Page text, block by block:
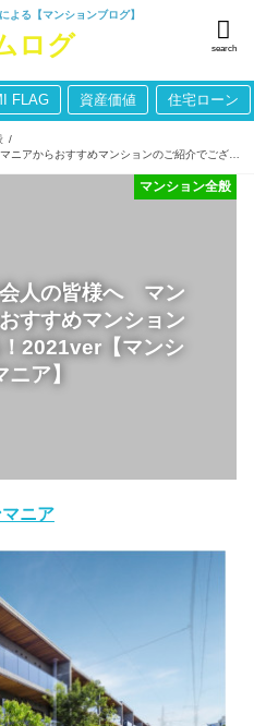
よる【マンションブログ】
search
FLAG 資産価値 住宅ローン
人の皆様へ マン
すすめマンション
2021ver【マンシ
ニア】
マンション全般
ニア